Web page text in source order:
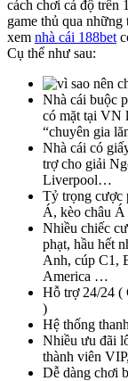
cách chơi cá độ trên
game thủ qua
xem nhà cái 188bet
Cụ thể như sau:
Nhà cái buộc
có mặt tại VN
“chuyên gia
Nhà cái có
trợ cho giải
Liverpool…
Tỷ trọng cược
Á, kèo châu Á
Nhiều chiếc
phạt, hầu hết
Anh, cúp C1,
America …
Hỗ trợ 24/24
)
Hệ thống
Nhiều ưu đãi
thành viên
Dễ dàng chơi